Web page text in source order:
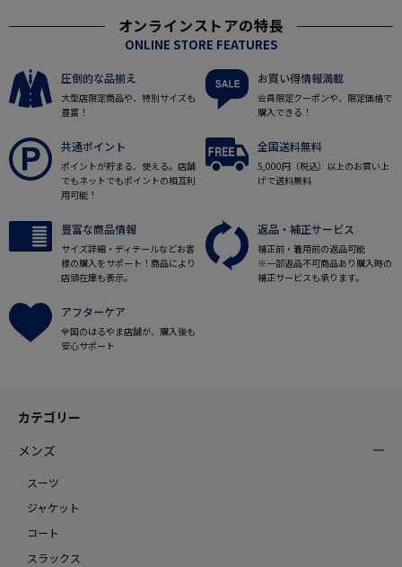
オンラインストアの特長
ONLINE STORE FEATURES
圧倒的な品揃え
大型店限定商品や、特別サイズも
豊富！
お買い得情報満載
会員限定クーポンや、限定価格で
購入できる！
共通ポイント
ポイントが貯まる、使える。店舗
でもネットでもポイントの相互利
用可能！
全国送料無料
5,000円（税込）以上のお買い上
げで送料無料
豊富な商品情報
サイズ詳細・ディテールなどお客
様の購入をサポート！商品により
店頭在庫も表示。
返品・補正サービス
補正前・着用前の返品可能
※一部返品不可商品あり購入時の
補正サービスも承ります。
アフターケア
全国のはるやま店舗が、購入後も
安心サポート
カテゴリー
メンズ
スーツ
ジャケット
コート
スラックス